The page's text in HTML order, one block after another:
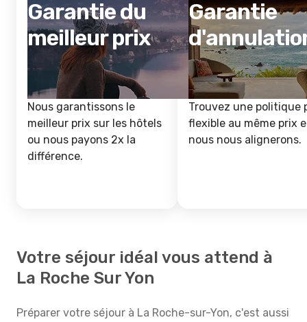
Garantie du
meilleur prix
Nous garantissons le
meilleur prix sur les hôtels
ou nous payons 2x la
différence.
Garantie
Trouvez une politique
flexible au même prix
nous nous alignerons.
Votre séjour idéal vous attend à
La Roche Sur Yon
Préparer votre séjour à La Roche-sur-Yon, c'est aussi